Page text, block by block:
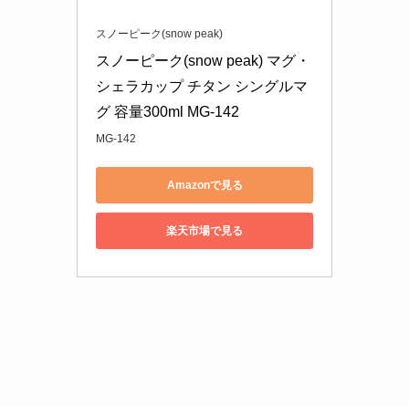
スノーピーク(snow peak)
スノーピーク(snow peak) マグ・
シェラカップ チタン シングルマ
グ 容量300ml MG-142
MG-142
Amazonで見る
楽天市場で見る